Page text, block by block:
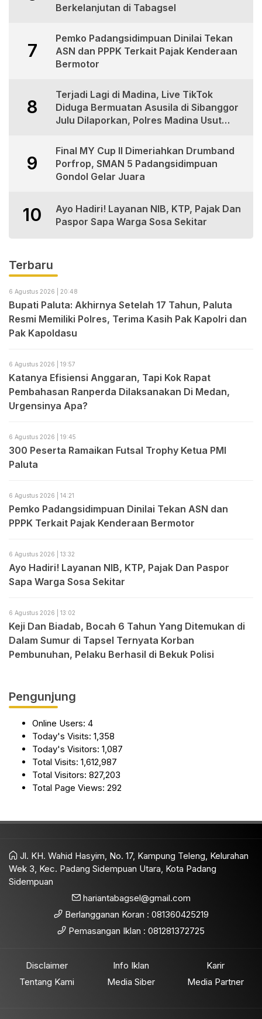
Berkelanjutan di Tabagsel
7
Pemko Padangsidimpuan Dinilai Tekan
ASN dan PPPK Terkait Pajak Kenderaan
Bermotor
8
Terjadi Lagi di Madina, Live TikTok
Diduga Bermuatan Asusila di Sibanggor
Julu Dilaporkan, Polres Madina Usut
9
Final MY Cup II Dimeriahkan Drumband
Porfrop, SMAN 5 Padangsidimpuan
Gondol Gelar Juara
10
Ayo Hadiri! Layanan NIB, KTP, Pajak Dan
Paspor Sapa Warga Sosa Sekitar
Terbaru
6 Agustus 2026 | 20:48
Bupati Paluta: Akhirnya Setelah 17 Tahun, Paluta
Resmi Memiliki Polres, Terima Kasih Pak Kapolri dan
Pak Kapoldasu
6 Agustus 2026 | 19:57
Katanya Efisiensi Anggaran, Tapi Kok Rapat
Pembahasan Ranperda Dilaksanakan Di Medan,
Urgensinya Apa?
6 Agustus 2026 | 19:45
300 Peserta Ramaikan Futsal Trophy Ketua PMI
Paluta
6 Agustus 2026 | 14:21
Pemko Padangsidimpuan Dinilai Tekan ASN dan
PPPK Terkait Pajak Kenderaan Bermotor
6 Agustus 2026 | 13:32
Ayo Hadiri! Layanan NIB, KTP, Pajak Dan Paspor
Sapa Warga Sosa Sekitar
6 Agustus 2026 | 13:02
Keji Dan Biadab, Bocah 6 Tahun Yang Ditemukan di
Dalam Sumur di Tapsel Ternyata Korban
Pembunuhan, Pelaku Berhasil di Bekuk Polisi
Pengunjung
Online Users: 4
Today's Visits: 1,358
Today's Visitors: 1,087
Total Visits: 1,612,987
Total Visitors: 827,203
Total Page Views: 292
Jl. KH. Wahid Hasyim, No. 17, Kampung Teleng, Kelurahan
Wek 3, Kec. Padang Sidempuan Utara, Kota Padang
Sidempuan
hariantabagsel@gmail.com
Berlangganan Koran : 081360425219
Pemasangan Iklan : 081281372725
Disclaimer
Tentang Kami
Info Iklan
Media Siber
Karir
Media Partner